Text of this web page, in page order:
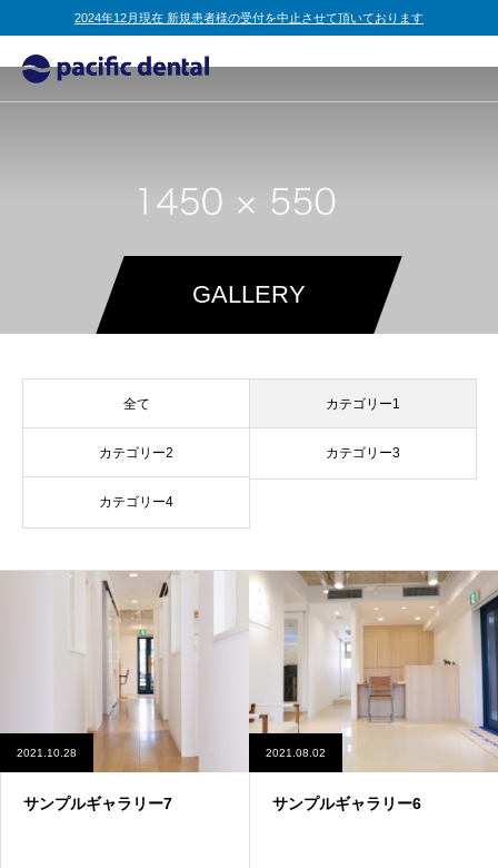
2024年12月現在 新規患者様の受付を中止させて頂いております
GALLERY
全て カテゴリー1
カテゴリー2 カテゴリー3
カテゴリー4
2021.10.28
サンプルギャラリー7
2021.08.02
サンプルギャラリー6